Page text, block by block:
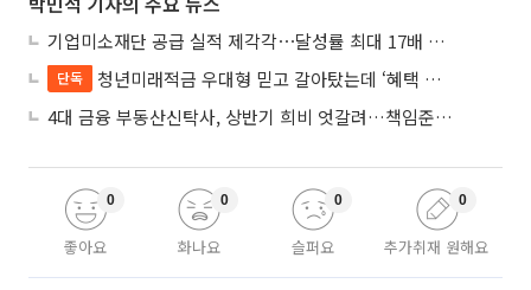
기업미소재단 공급 실적 제각각⋯달성률 최대 17배 차이
단독
청년미래적금 우대형 믿고 갈아탔는데 ‘혜택 반토막’…심사 오류에 가입자 혼선
4대 금융 부동산신탁사, 상반기 희비 엇갈려…책임준공 손실 반영 시점이 갈랐다
좋아요
0
화나요
0
슬퍼요
0
추가취재 원해요
0